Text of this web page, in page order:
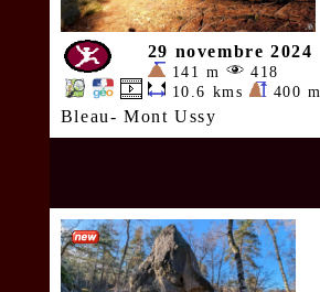
29 novembre 2024
141 m
418
10.6 kms
400 m
Bleau- Mont Ussy